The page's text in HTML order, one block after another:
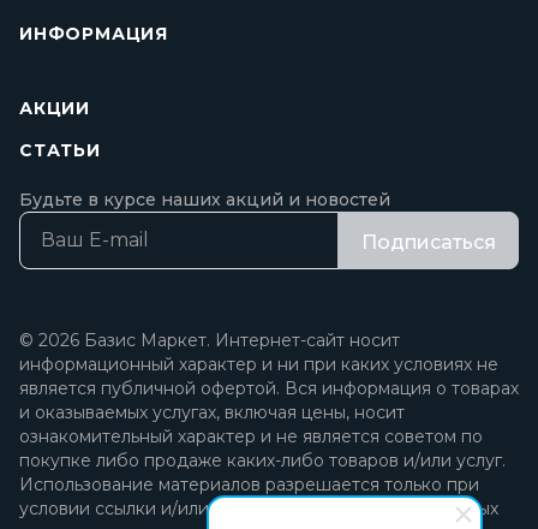
ИНФОРМАЦИЯ
АКЦИИ
СТАТЬИ
Будьте в курсе наших акций и новостей
Подписаться
© 2026 Базис Маркет. Интернет-сайт носит
информационный характер и ни при каких условиях не
является публичной офертой. Вся информация о товарах
и оказываемых услугах, включая цены, носит
ознакомительный характер и не является советом по
покупке либо продаже каких-либо товаров и/или услуг.
Использование материалов разрешается только при
условии ссылки и/или прямой открытой для поисковых